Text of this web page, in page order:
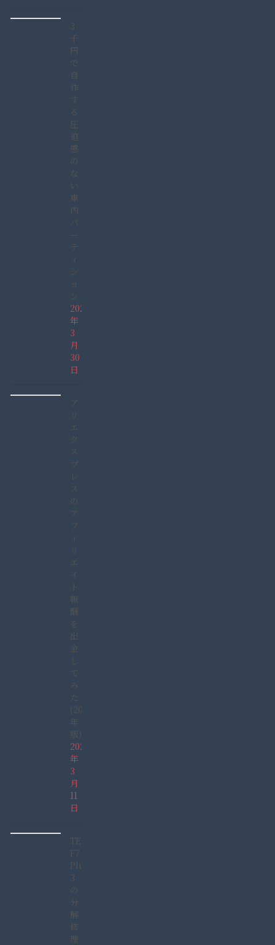
3
千
円
で
自
作
す
る
圧
迫
感
の
な
い
車
内
パ
ー
テ
ィ
シ
ョ
ン
2022
年
3
月
30
日
ア
リ
エ
ク
ス
プ
レ
ス
の
ア
フ
ィ
リ
エ
イ
ト
報
酬
を
出
金
し
て
み
た
(2022
年
版)
2022
年
3
月
11
日
TECLAST
F7
Plus
3
の
分
解
修
理